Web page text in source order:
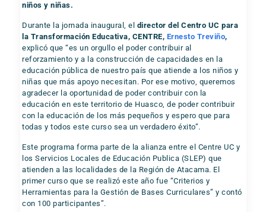
niños y niñas.
Durante la jornada inaugural, el director del Centro UC para
la Transformación Educativa, CENTRE, Ernesto Treviño,
explicó que “es un orgullo el poder contribuir al
reforzamiento y a la construcción de capacidades en la
educación pública de nuestro país que atiende a los niños y
niñas que más apoyo necesitan. Por ese motivo, queremos
agradecer la oportunidad de poder contribuir con la
educación en este territorio de Huasco, de poder contribuir
con la educación de los más pequeños y espero que para
todas y todos este curso sea un verdadero éxito”.
Este programa forma parte de la alianza entre el Centre UC y
los Servicios Locales de Educación Publica (SLEP) que
atienden a las localidades de la Región de Atacama. El
primer curso que se realizó este año fue “Criterios y
Herramientas para la Gestión de Bases Curriculares” y contó
con 100 participantes”.